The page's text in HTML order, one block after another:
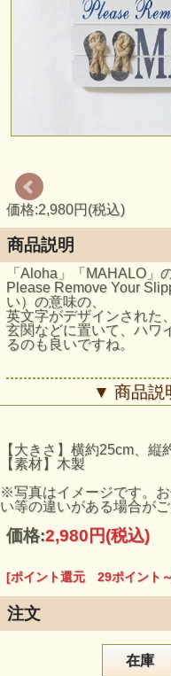
価格:2,980円(税込)
商品説明
「Aloha」「MAHALO」
Please Remove Your
い）の意味の、
英文字がデザインされた
玄関などに置いて、ハワ
るのも良いですね。
ボード部分は木製で、サ
▼ 商品説
【大きさ】横約25cm、
【素材】木製
※写真はイメージです。
い等の違いがある場合がご
価格:2,980円(税込)
[ポイント還元 29ポイント
注文
在庫